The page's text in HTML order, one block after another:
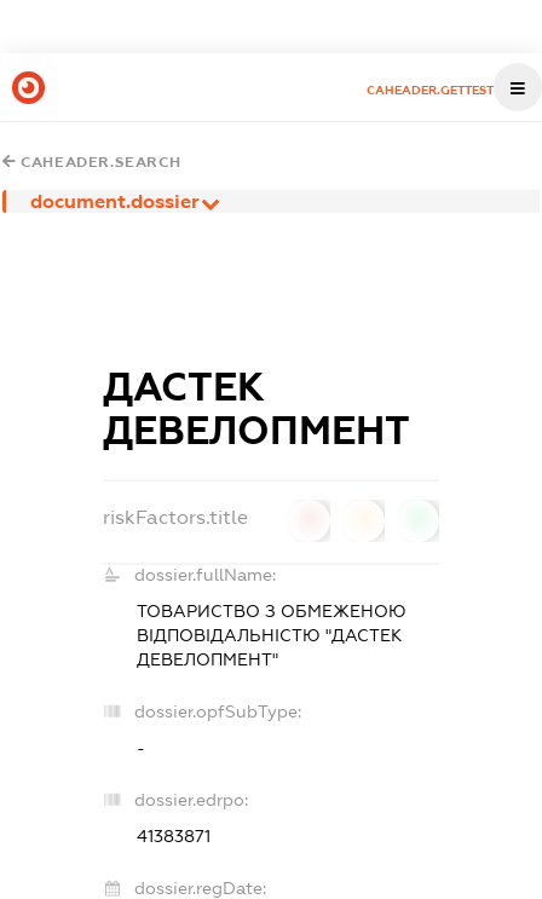
CAHEADER.GETTEST
CAHEADER.SEARCH
document.dossier
ДАСТЕК
ДЕВЕЛОПМЕНТ
riskFactors.title
dossier.fullName:
ТОВАРИСТВО З ОБМЕЖЕНОЮ
ВІДПОВІДАЛЬНІСТЮ "ДАСТЕК
ДЕВЕЛОПМЕНТ"
dossier.opfSubType:
-
dossier.edrpo:
41383871
dossier.regDate: